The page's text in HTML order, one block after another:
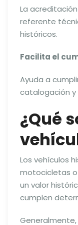
La
referente
históricos.
Facilita el
Ayuda a
catalogación y
¿Qué
Los vehículos
motocicletas o
un valor
cumplen